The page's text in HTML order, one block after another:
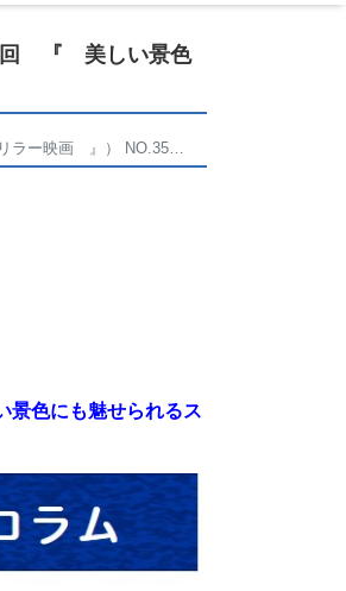
回 『 美しい景色
ー映画 』） NO.356】
色にも魅せられるス